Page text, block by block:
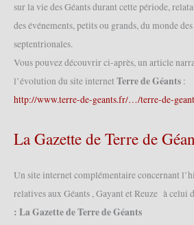
Gérard
Tricart
2011
(16/10/2011)
sur la vie des Géants durant cette période,
des événements, petits ou grands, du monde
septentrionales.
Vous pouvez découvrir ci-après, un article
l’évolution du site internet Terre de Géants :
http://www.terre-de-geants.fr/…/terre-de-
La Gazette de Terre de
Un site internet complémentaire concernant
relatives aux Géants , Gayant et Reuze à celui
: La Gazette de Terre de Géants